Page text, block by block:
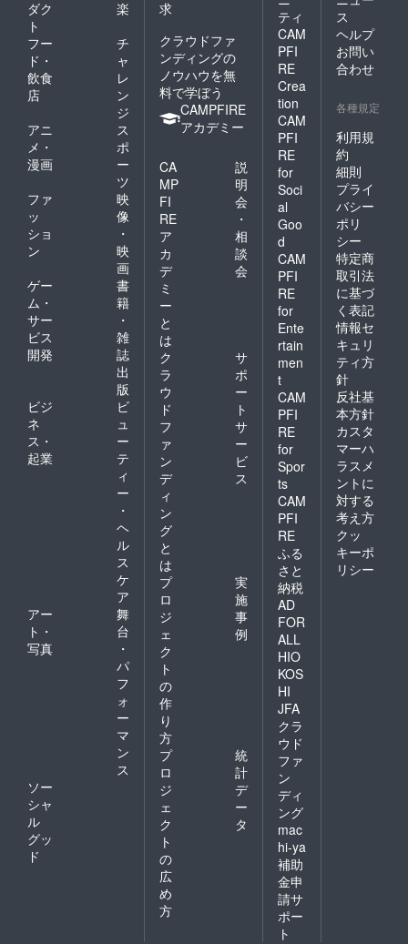
ダク
ト
楽
フー
ド・
飲食
店
チ
ャ
レ
ン
ジ
アニ
メ・
漫画
ス
ポ
ー
ツ
ファ
ッ
ショ
ン
映
像
・
映
画
ゲー
ム・
サー
ビス
開発
書
籍
・
雑
誌
出
版
ビジ
ネ
ス・
起業
ビ
ュ
ー
テ
ィ
ー
・
ヘ
ル
ス
ケ
ア
アー
ト・
写真
舞
台
・
パ
フ
ォ
ー
マ
ン
ス
ソー
シャ
ル
グッ
ド
求
クラウドファ
ンディングの
ノウハウを無
料で学ぼう
CAMPFIRE
アカデミー
CA
MP
FI
RE
ア
カ
デ
ミ
ー
と
は
説
明
会
・
相
談
会
ク
ラ
ウ
ド
フ
ァ
ン
デ
ィ
ン
グ
と
は
サ
ポ
ー
ト
サ
ー
ビ
ス
プ
ロ
ジ
ェ
ク
ト
の
作
り
方
実
施
事
例
プ
ロ
ジ
ェ
ク
ト
の
広
め
方
統
計
デ
ー
タ
ティ
CAM
PFI
RE
Crea
tion
CAM
PFI
RE
for
Soci
al
Goo
d
CAM
PFI
RE
for
Ente
rtain
men
t
CAM
PFI
RE
for
Spor
ts
CAM
PFI
RE
ふる
さと
納税
AD
FOR
ALL
HIO
KOS
HI
JFA
クラ
ウド
ファ
ン
ディ
ング
mac
hi-ya
補助
金申
請サ
ポー
ト
ス
ヘルプ
お問い
合わせ
各種規定
利用規
約
細則
プライ
バシー
ポリ
シー
特定商
取引法
に基づ
く表記
情報セ
キュリ
ティ方
針
反社基
本方針
カスタ
マーハ
ラスメ
ントに
対する
考え方
クッ
キーポ
リシー